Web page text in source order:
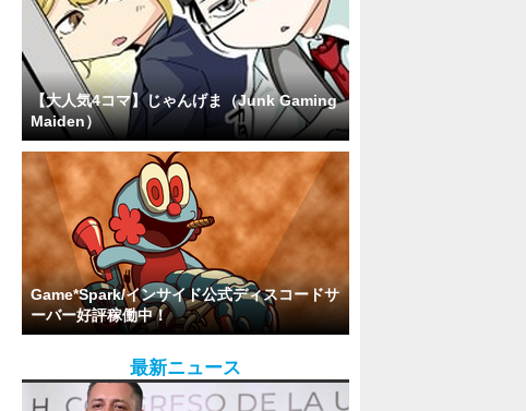
【大人気4コマ】じゃんげま（Junk Gaming
Maiden）
Game*Spark/インサイド公式ディスコードサ
ーバー好評稼働中！
最新ニュース